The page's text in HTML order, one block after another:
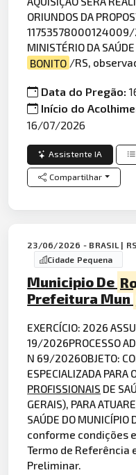
ORIUNDOS DA
11753578000124009/
MINISTÉRIO DA
BONITO /RS,
Data do Pregão:
Início do
16/07/2026
Assistente IA
Compartilhar
23/06/2026 - BRASIL | RS
Cidade Pequena
Municipio De
Prefeitura Mun
EXERCÍCIO: 2026
19/2026PROCESSO
N 69/2026OBJETO:
ESPECIALIZADA PARA
PROFISSIONAIS DE
GERAIS), PARA
SAÚDE DO MUNICÍPIO
conforme condições
Termo de Referência
Preliminar.